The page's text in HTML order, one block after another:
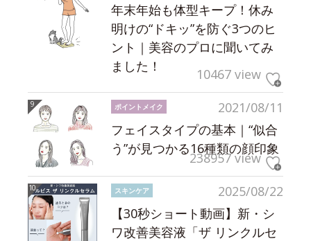
年末年始も体型キープ！休み
明けの“ドキッ”を防ぐ3つのヒ
ント｜美容のプロに聞いてみ
ました！
10467 view
2021/08/11
ポイントメイク
フェイスタイプの基本｜“似合
う”が見つかる16種類の顔印象
238957 view
2025/08/22
スキンケア
【30秒ショート動画】新・シ
ワ改善美容液「ザ リンクルセ